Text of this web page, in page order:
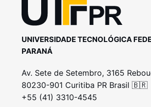
UNIVERSIDADE TECNOLÓGICA
PARANÁ
Av. Sete de Setembro, 3165
80230-901 Curitiba PR Brasil 🇧🇷
+55 (41) 3310-4545